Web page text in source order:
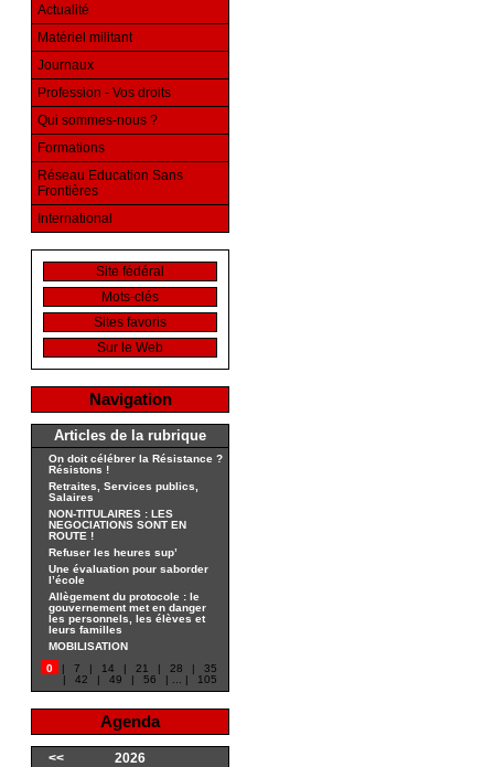
Actualité
Matériel militant
Journaux
Profession - Vos droits
Qui sommes-nous ?
Formations
Réseau Education Sans
Frontières
International
Site fédéral
Mots-clés
Sites favoris
Sur le Web
Navigation
Articles de la rubrique
On doit célébrer la Résistance ?
Résistons !
Retraites, Services publics,
Salaires
NON-TITULAIRES : LES
NEGOCIATIONS SONT EN
ROUTE !
Refuser les heures sup’
Une évaluation pour saborder
l’école
Allègement du protocole : le
gouvernement met en danger
les personnels, les élèves et
leurs familles
MOBILISATION
0
| 7 | 14 | 21 | 28 |
35
|
42 | 49 | 56 | | 105
Agenda
<<
2026